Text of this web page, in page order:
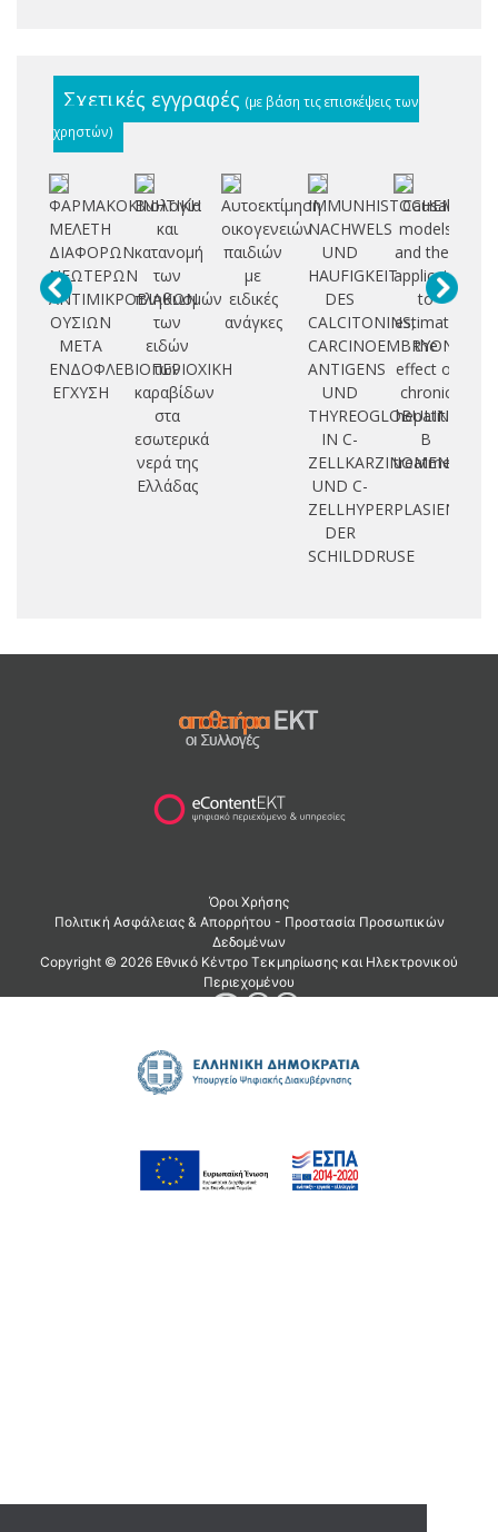
Σχετικές εγγραφές (με βάση τις επισκέψεις των
χρηστών)
ΦΑΡΜΑΚΟΚΙΝΗΤΙΚΗ
ΜΕΛΕΤΗ
ΔΙΑΦΟΡΩΝ
ΝΕΩΤΕΡΩΝ
ΑΝΤΙΜΙΚΡΟΒΙΑΚΩΝ
ΟΥΣΙΩΝ
ΜΕΤΑ
ΕΝΔΟΦΛΕΒΙΟΠΕΡΙΟΧΙΚΗ
ΕΓΧΥΣΗ
Βιολογία
και
κατανομή
των
πληθυσμών
των
ειδών
των
καραβίδων
στα
εσωτερικά
νερά της
Ελλάδας
Αυτοεκτίμηση
οικογενειών
παιδιών
με
ειδικές
ανάγκες
NACHWELS
UND
HAUFIGKEIT
DES
CALCITONINS,
CARCINOEMBRYONALEN
ANTIGENS
UND
THYREOGLOBULINS
IN C-
ZELLKARZINOMEN
UND C-
ZELLHYPERPLASIEN
DER
SCHILDDRUSE
Causal
models
and their
application
to
estimate
the
effect of
chronic
hepatitis
B
treatment